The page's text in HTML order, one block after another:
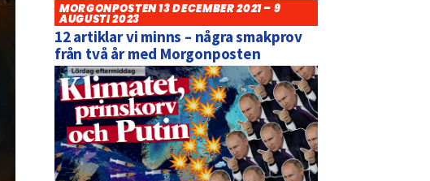
MORGONPOSTEN 13 DECEMBER 2021 – 9
AUGUSTI 2023
12 artiklar vi minns – några smakprov
från två år med Morgonposten